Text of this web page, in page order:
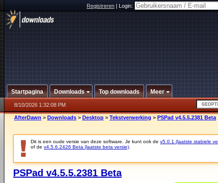
Registreren|Login:
Startpagina Downloads Top downloads Meer
8/10/2026 1:32:08 PM
AfterDawn > Downloads > Desktop > Tekstverwerking > PSPad v4.5.5.2381 Beta
Dit is een oude versie van deze software. Je kunt ook de v5.0.1 (laatste stabiele
of de v4.5.6.2426 Beta (laatste beta versie)
PSPad v4.5.5.2381 Beta